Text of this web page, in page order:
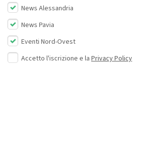
News Alessandria
News Pavia
Eventi Nord-Ovest
Accetto l'iscrizione e la Privacy Policy